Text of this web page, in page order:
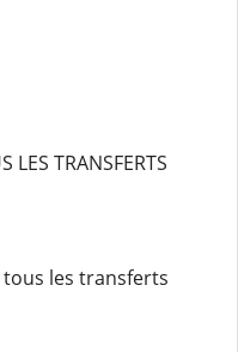
LES TRANSFERTS
les transferts